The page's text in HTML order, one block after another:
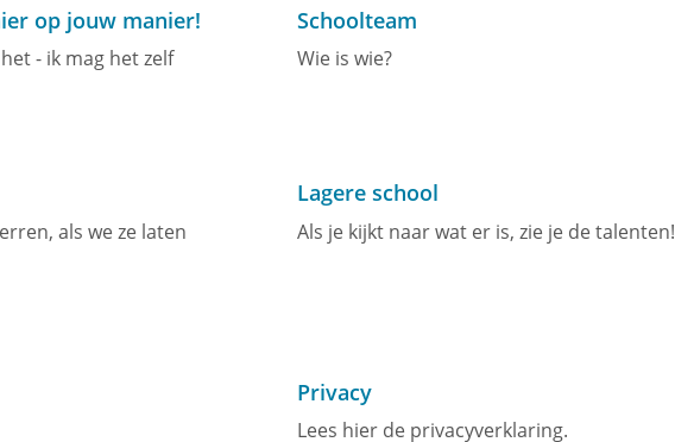
op jouw manier!
- ik mag het zelf
Schoolteam
Wie is wie?
als we ze laten
Lagere school
Als je kijkt naar wat er is, zie je de talenten!
Privacy
Lees hier de privacyverklaring.